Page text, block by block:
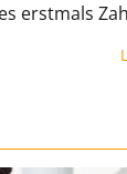
erstmals